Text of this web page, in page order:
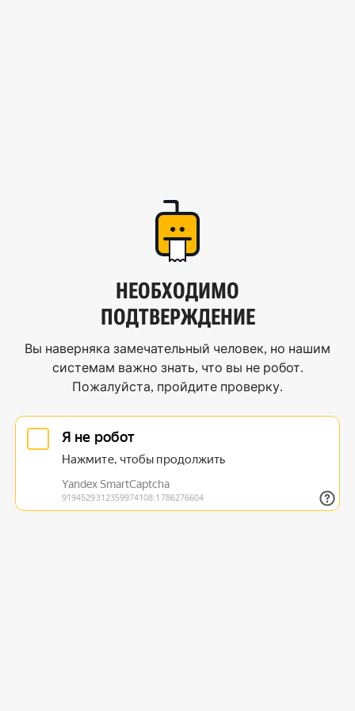
НЕОБХОДИМО
ПОДТВЕРЖДЕНИЕ
Вы наверняка замечательный человек, но нашим
системам важно знать, что вы не робот.
Пожалуйста, пройдите проверку.